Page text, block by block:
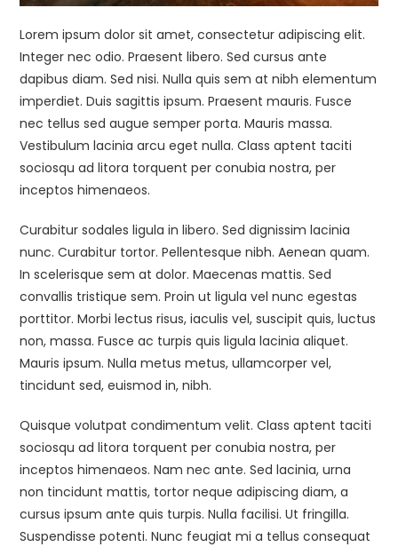
Lorem ipsum dolor sit amet, consectetur adipiscing elit.
Integer nec odio. Praesent libero. Sed cursus ante
dapibus diam. Sed nisi. Nulla quis sem at nibh elementum
imperdiet. Duis sagittis ipsum. Praesent mauris. Fusce
nec tellus sed augue semper porta. Mauris massa.
Vestibulum lacinia arcu eget nulla. Class aptent taciti
sociosqu ad litora torquent per conubia nostra, per
inceptos himenaeos.
Curabitur sodales ligula in libero. Sed dignissim lacinia
nunc. Curabitur tortor. Pellentesque nibh. Aenean quam.
In scelerisque sem at dolor. Maecenas mattis. Sed
convallis tristique sem. Proin ut ligula vel nunc egestas
porttitor. Morbi lectus risus, iaculis vel, suscipit quis, luctus
non, massa. Fusce ac turpis quis ligula lacinia aliquet.
Mauris ipsum. Nulla metus metus, ullamcorper vel,
tincidunt sed, euismod in, nibh.
Quisque volutpat condimentum velit. Class aptent taciti
sociosqu ad litora torquent per conubia nostra, per
inceptos himenaeos. Nam nec ante. Sed lacinia, urna
non tincidunt mattis, tortor neque adipiscing diam, a
cursus ipsum ante quis turpis. Nulla facilisi. Ut fringilla.
Suspendisse potenti. Nunc feugiat mi a tellus consequat